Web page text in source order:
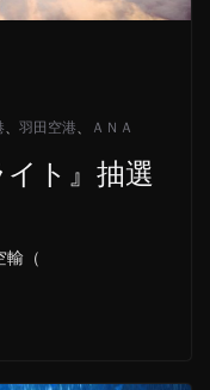
、 羽田空港、 ＡＮＡ
ト』抽選
輸（